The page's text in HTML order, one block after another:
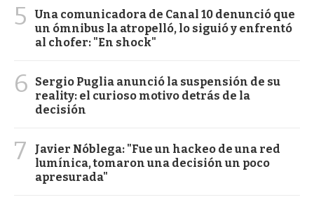
5
Una comunicadora de Canal 10 denunció que
un ómnibus la atropelló, lo siguió y enfrentó
al chofer: "En shock"
6
Sergio Puglia anunció la suspensión de su
reality: el curioso motivo detrás de la
decisión
7
Javier Nóblega: "Fue un hackeo de una red
lumínica, tomaron una decisión un poco
apresurada"